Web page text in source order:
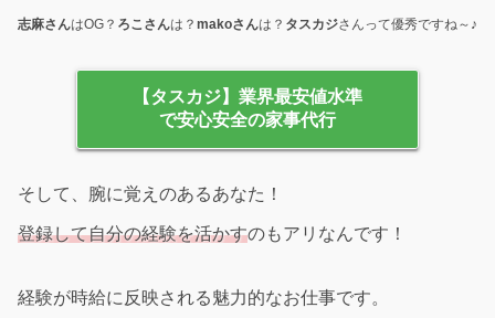
志麻さんはOG？ ろこさんは？ makoさんは？ タスカジさんって優秀ですね～♪
【タスカジ】業界最安値水準
で安心安全の家事代行
そして、腕に覚えのあるあなた！
登録して自分の経験を活かすのもアリなんです！
経験が時給に反映される魅力的なお仕事です。